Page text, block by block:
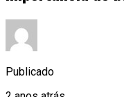
Publicado